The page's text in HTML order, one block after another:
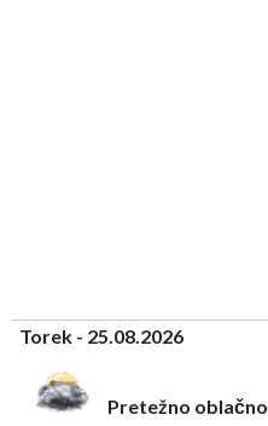
Torek - 25.08.2026
Pretežno oblačno